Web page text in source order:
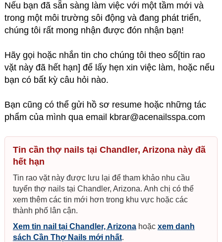
Nếu bạn đã sẵn sàng làm việc với một tầm mới và
trong một môi trường sôi động và đang phát triển,
chúng tôi rất mong nhận được đón nhận bạn!
Hãy gọi hoặc nhắn tin cho chúng tôi theo số[tin rao
vặt này đã hết hạn] để lấy hẹn xin việc làm, hoặc nếu
bạn có bất kỳ câu hỏi nào.
Bạn cũng có thể gửi hồ sơ resume hoặc những tác
phẩm của mình qua email kbrar@acenailsspa.com
Tin cần thợ nails tại Chandler, Arizona này đã
hết hạn
Tin rao vặt này được lưu lại để tham khảo nhu cầu
tuyển thợ nails tại Chandler, Arizona. Anh chị có thể
xem thêm các tin mới hơn trong khu vực hoặc các
thành phố lân cận.
Xem tin nail tại Chandler, Arizonahoặc xem danh
sách Cần Thợ Nails mới nhất.